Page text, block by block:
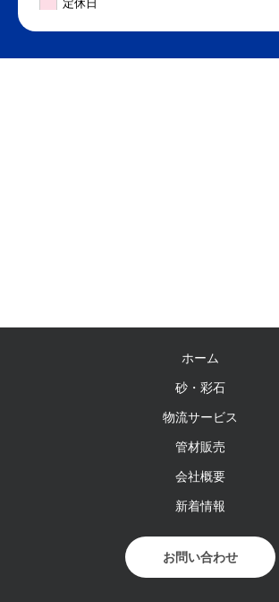
ホーム
砂・彩石
物流サービス
管材販売
会社概要
新着情報
お問い合わせ